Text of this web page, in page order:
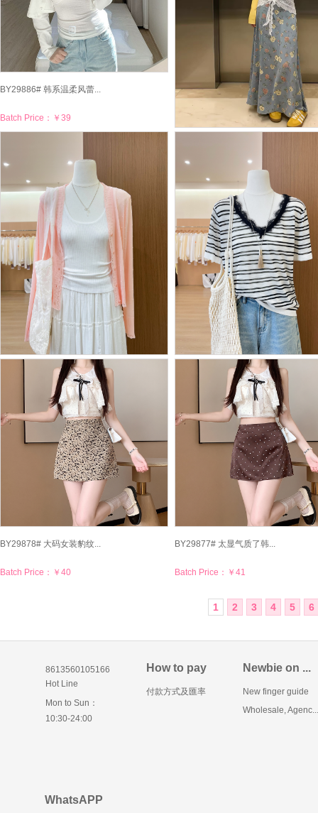
BY29886# 韩系温柔风蕾...
Batch Price： ￥39
BY29882# 日系冰凉针织...
Batch Price：￥37
BY29881# 蕾丝花边条纹...
Batch Price：￥46
BY29878# 大码女装豹纹...
Batch Price： ￥40
BY29877# 太显气质了韩...
Batch Price： ￥41
1 2 3 4 5 6
8613560105166
Hot Line
Mon to Sun：
10:30-24:00
How to pay
付款方式及匯率
Newbie on ...
New finger guide
Wholesale, Agenc...
WhatsAPP